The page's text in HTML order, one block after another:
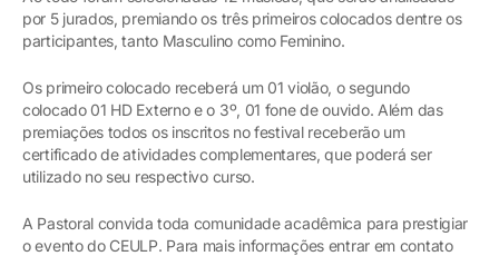
por 5 jurados, premiando os três primeiros colocados dentre os
participantes, tanto Masculino como Feminino.
Os primeiro colocado receberá um 01 violão, o segundo
colocado 01 HD Externo e o 3º, 01 fone de ouvido. Além das
premiações todos os inscritos no festival receberão um
certificado de atividades complementares, que poderá ser
utilizado no seu respectivo curso.
A Pastoral convida toda comunidade acadêmica para prestigiar
o evento do CEULP. Para mais informações entrar em contato